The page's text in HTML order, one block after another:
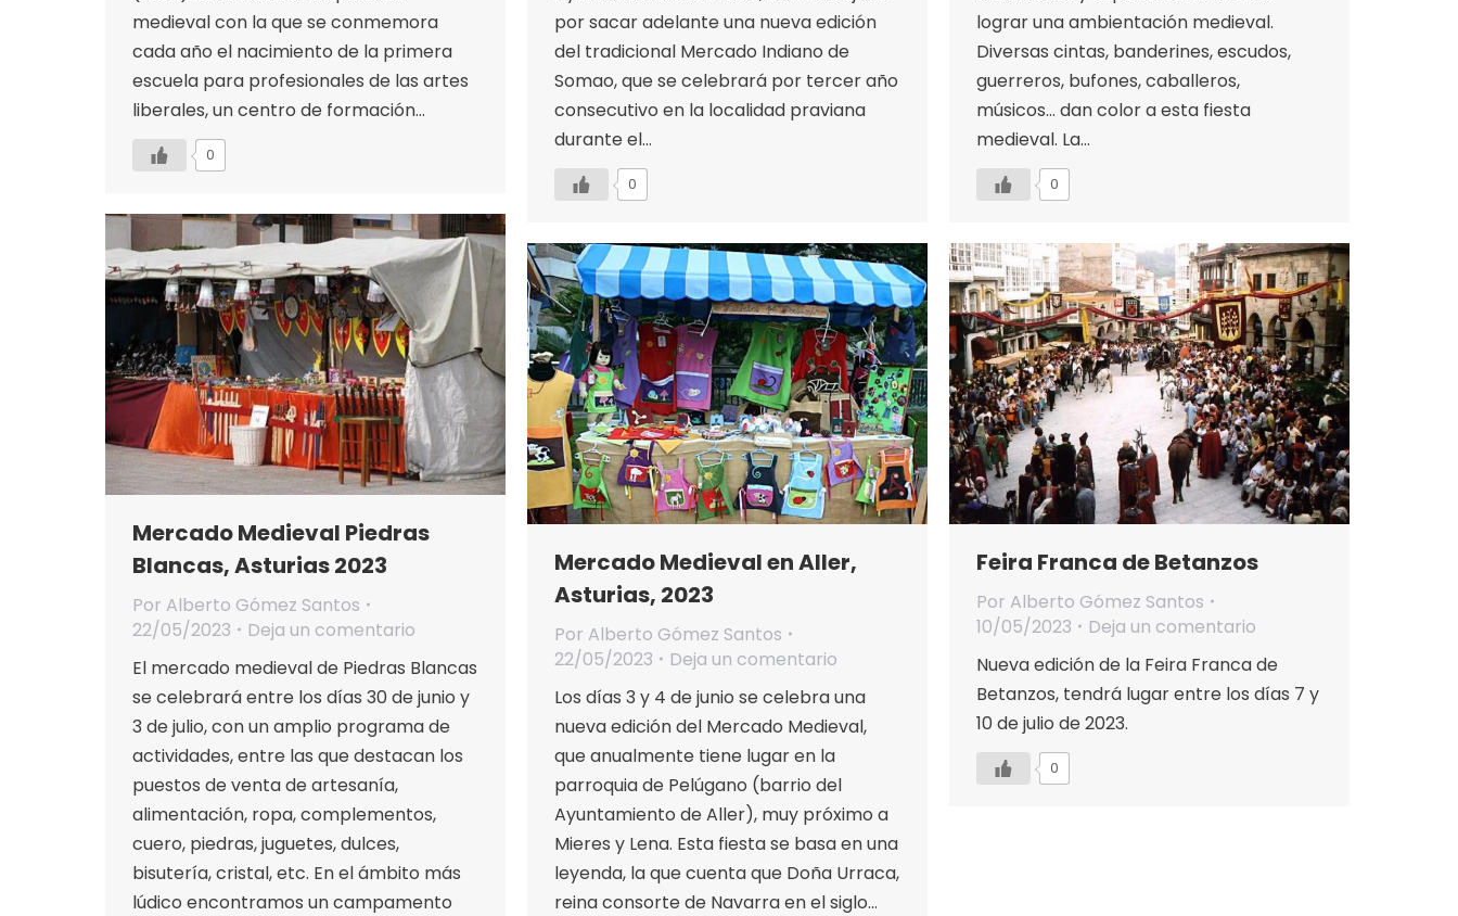
medieval con la que se conmemora
cada año el nacimiento de la primera
escuela para profesionales de las artes
liberales, un centro de formación…
0
por sacar adelante una nueva edición
del tradicional Mercado Indiano de
Somao, que se celebrará por tercer año
consecutivo en la localidad praviana
durante el…
0
lograr una ambientación medieval.
Diversas cintas, banderines, escudos,
guerreros, bufones, caballeros,
músicos… dan color a esta fiesta
medieval. La…
0
Mercado Medieval Piedras
Blancas, Asturias 2023
Por Alberto Gómez Santos
22/05/2023
Deja un comentario
El mercado medieval de Piedras Blancas
se celebrará entre los días 30 de junio y
3 de julio, con un amplio programa de
actividades, entre las que destacan los
puestos de venta de artesanía,
alimentación, ropa, complementos,
cuero, piedras, juguetes, dulces,
bisutería, cristal, etc. En el ámbito más
lúdico encontramos un campamento
Mercado Medieval en Aller,
Asturias, 2023
Por Alberto Gómez Santos
22/05/2023
Deja un comentario
Los días 3 y 4 de junio se celebra una
nueva edición del Mercado Medieval,
que anualmente tiene lugar en la
parroquia de Pelúgano (barrio del
Ayuntamiento de Aller), muy próximo a
Mieres y Lena. Esta fiesta se basa en una
leyenda, la que cuenta que Doña Urraca,
reina consorte de Navarra en el siglo…
Feira Franca de Betanzos
Por Alberto Gómez Santos
10/05/2023
Deja un comentario
Nueva edición de la Feira Franca de
Betanzos, tendrá lugar entre los días 7 y
10 de julio de 2023.
0